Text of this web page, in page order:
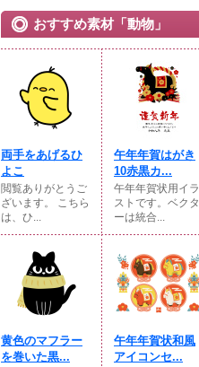
おすすめ素材「動物」
両手をあげるひ
よこ
閲覧ありがとうご
ざいます。 こちら
は、ひ...
午年年賀はがき
10赤黒カ...
午年年賀状用イラ
ストです。ベクタ
ーは統合...
黄色のマフラー
を巻いた黒...
午年年賀状和風
アイコンセ...